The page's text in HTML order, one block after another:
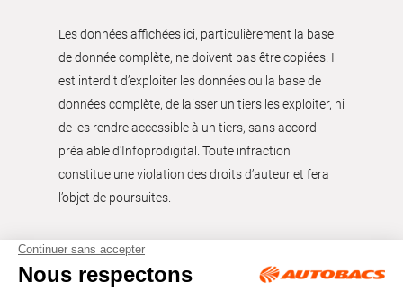
Les données affichées ici, particulièrement la base
de donnée complète, ne doivent pas être copiées. Il
est interdit d’exploiter les données ou la base de
données complète, de laisser un tiers les exploiter, ni
de les rendre accessible à un tiers, sans accord
préalable d'Infoprodigital. Toute infraction
constitue une violation des droits d’auteur et fera
l’objet de poursuites.